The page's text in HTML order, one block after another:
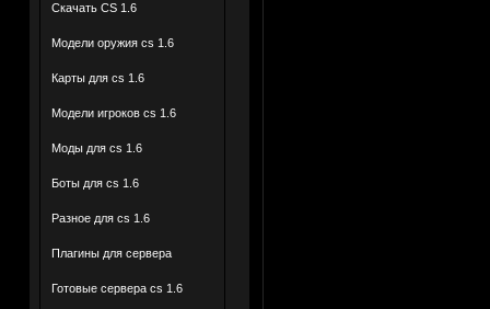
Скачать CS 1.6
Модели оружия cs 1.6
Карты для cs 1.6
Модели игроков cs 1.6
Моды для cs 1.6
Боты для сs 1.6
Разное для cs 1.6
Плагины для сервера
Готовые сервера cs 1.6